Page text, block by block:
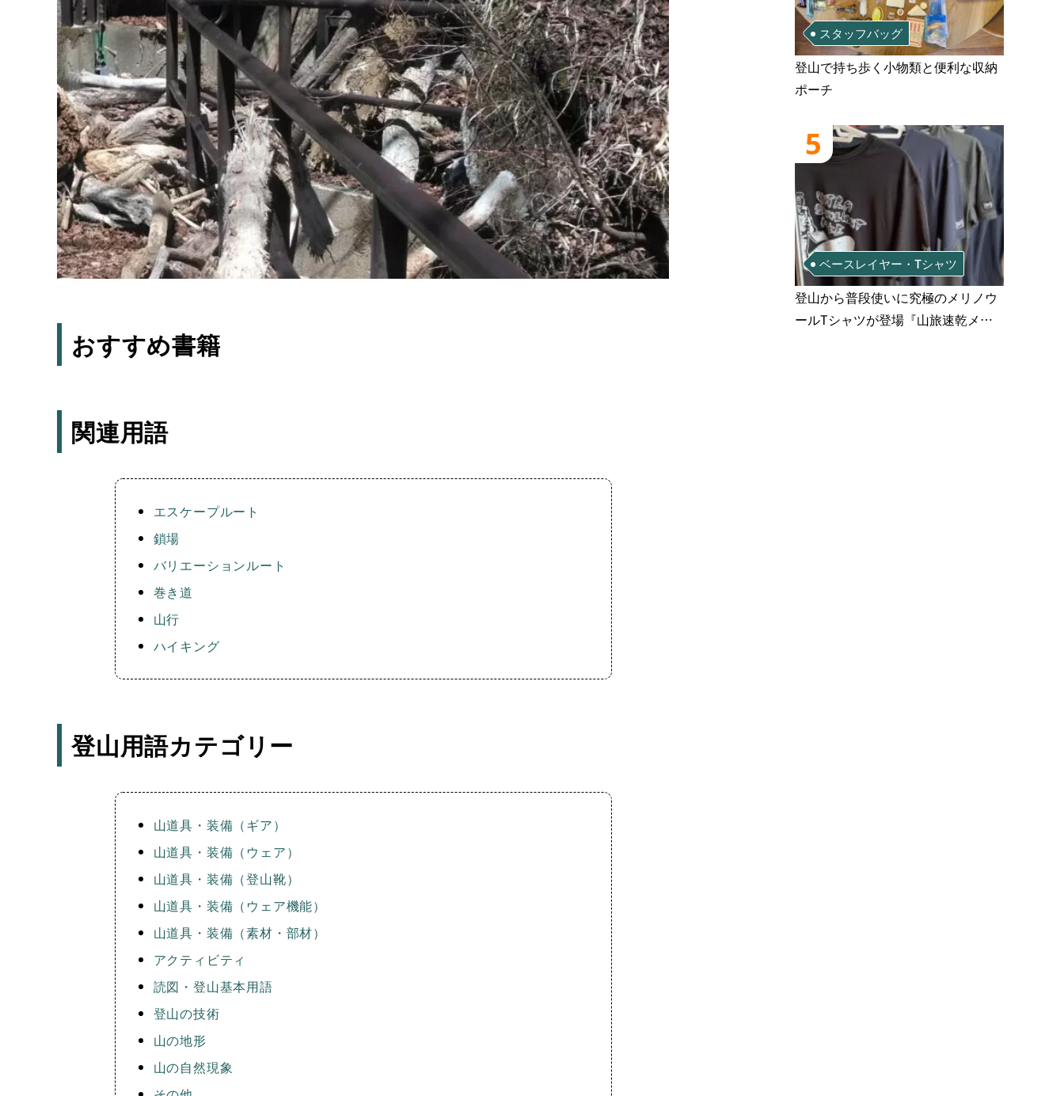
おすすめ書籍
関連用語
エスケープルート
鎖場
バリエーションルート
巻き道
山行
ハイキング
登山用語カテゴリー
山道具・装備（ギア）
山道具・装備（ウェア）
山道具・装備（登山靴）
山道具・装備（ウェア機能）
山道具・装備（素材・部材）
アクティビティ
読図・登山基本用語
登山の技術
山の地形
山の自然現象
スタッフバッグ
登山で持ち歩く小物類と便利な収納
ポーチ
5
ベースレイヤー・Tシャツ
登山から普段使いに究極のメリノウ
ールTシャツが登場『山旅速乾メリ